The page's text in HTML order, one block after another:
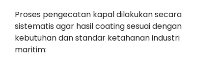
Proses pengecatan kapal dilakukan secara
sistematis agar hasil coating sesuai dengan
kebutuhan dan standar ketahanan industri
maritim: